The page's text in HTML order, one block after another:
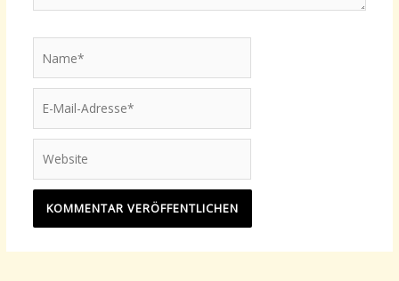
Mail-
Adresse*